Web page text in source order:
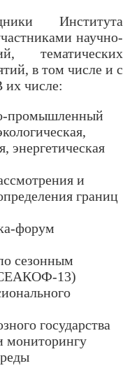
Института
научно-
тематических
в том числе и с
числе:
промышленный
энергетическая
и
границ
форум
сезонным
13)
государства
мониторингу